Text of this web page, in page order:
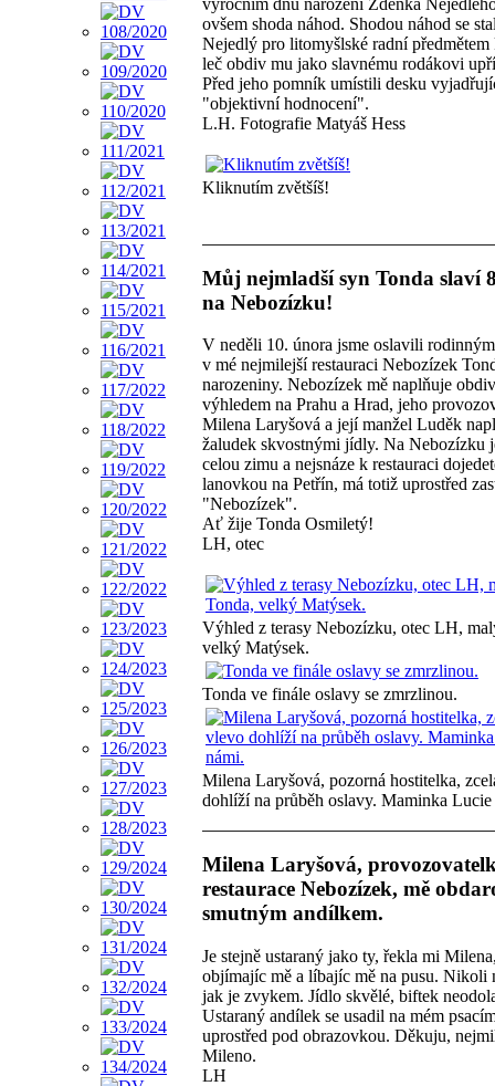
ovšem shoda náhod. Shodou náhod se
Nejedlý pro litomyšlské radní
leč obdiv mu jako slavnému rodákovi
Před jeho pomník umístili desku
"objektivní hodnocení".
L.H. Fotografie Matyáš Hess
Kliknutím zvětšíš!
Můj nejmladší syn Tonda slaví
na Nebozízku!
V neděli 10. února jsme oslavili
v mé nejmilejší restauraci Nebozízek
narozeniny. Nebozízek mě naplňuje
výhledem na Prahu a Hrad, jeho
Milena Laryšová a její manžel Luděk
žaludek skvostnými jídly. Na Nebozízku
celou zimu a nejsnáze k restauraci
lanovkou na Petřín, má totiž uprostřed
"Nebozízek".
Ať žije Tonda Osmiletý!
LH, otec
Výhled z terasy Nebozízku, otec LH,
velký Matýsek.
Tonda ve finále oslavy se zmrzlinou.
Milena Laryšová, pozorná hostitelka,
dohlíží na průběh oslavy. Maminka Lucie
Milena Laryšová,
restaurace Nebozízek, mě
smutným andílkem.
Je stejně ustaraný jako ty, řekla mi
objímajíc mě a líbajíc mě na pusu. Nikoli
jak je zvykem. Jídlo skvělé, biftek
Ustaraný andílek se usadil na mém
uprostřed pod obrazovkou. Děkuju,
Mileno.
LH